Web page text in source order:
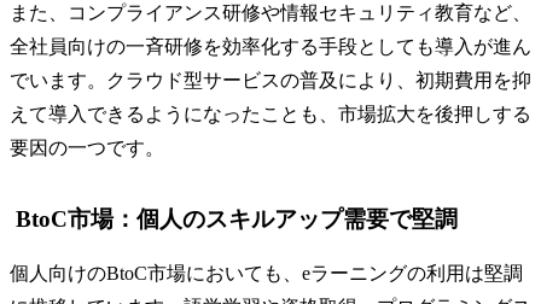
また、コンプライアンス研修や情報セキュリティ教育など、
全社員向けの一斉研修を効率化する手段としても導入が進ん
でいます。クラウド型サービスの普及により、初期費用を抑
えて導入できるようになったことも、市場拡大を後押しする
要因の一つです。
BtoC市場：個人のスキルアップ需要で堅調
個人向けのBtoC市場においても、eラーニングの利用は堅調